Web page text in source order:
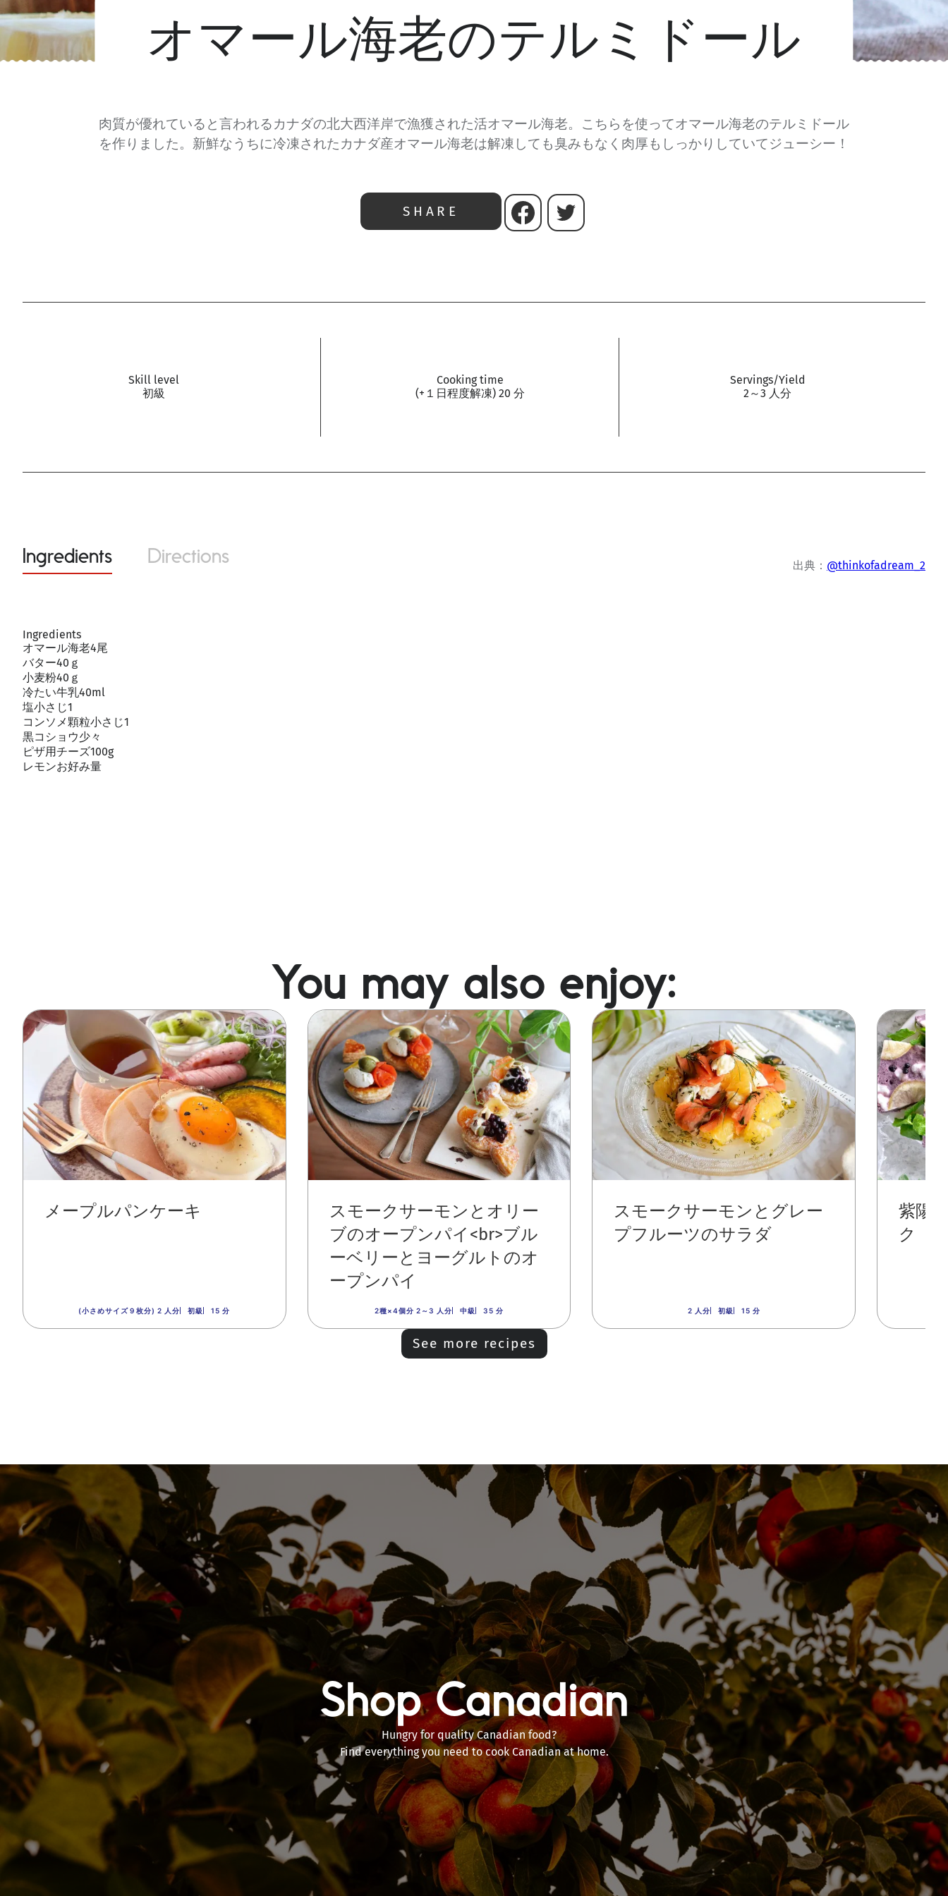
オマール海老のテルミドール
肉質が優れていると言われるカナダの北大西洋岸で漁獲された活オマール海老。こちらを使ってオマール海老のテルミドール
を作りました。新鮮なうちに冷凍されたカナダ産オマール海老は解凍しても臭みもなく肉厚もしっかりしていてジューシー！
SHARE
Skill level
初級
Cooking time
(+１日程度解凍) 20 分
Servings/Yield
2～3 人分
Ingredients Directions
Ingredients
オマール海老4尾
バター40ｇ
小麦粉40ｇ
冷たい牛乳40ml
塩小さじ1
コンソメ顆粒小さじ1
黒コショウ少々
ピザ用チーズ100g
レモンお好み量
出典： @thinkofadream_2
You may also enjoy:
Image
メープルパンケーキ
(小さめサイズ９枚分) 2 人分 初級 15 分
Image
スモークサーモンとオリー
ブのオープンパイ<br>ブル
ーベリーとヨーグルトのオ
ープンパイ
2種×4個分 2～3 人分 中級 35 分
Image
スモークサーモンとグレー
プフルーツのサラダ
2 人分 初級 15 分
Image
紫陽
ク
See more recipes
Shop Canadian
Hungry for quality Canadian food?
Find everything you need to cook Canadian at home.